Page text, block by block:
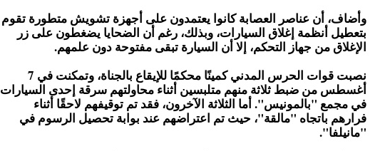
وأضاف، أن عناصر العصابة كانوا يعتمدون على أجهزة تشويش متطورة تقوم
بتعطيل أنظمة إغلاق السيارات، وبذلك، رغم أن الضحايا يضغطون على زر
الإغلاق من جهاز التحكم، إلا أن السيارة تبقى مفتوحة دون علمهم.
نصبت قوات الحرس المدني كمينًا محكمًا للإيقاع بالجناة، وتمكنت في 7
أغسطس من ضبط ثلاثة منهم متلبسين أثناء محاولتهم سرقة إحدى السيارات
في مجمع "بالمونيس". أما الثلاثة الآخرون، فقد تم توقيفهم لاحقًا أثناء
فرارهم باتجاه "مالقة"، حيث تم اعتراضهم عند بوابة تحصيل الرسوم في
"مانيلفا".